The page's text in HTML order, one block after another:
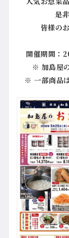
是
皆様の
開催期間：
※ 加島屋
※ 一部商品